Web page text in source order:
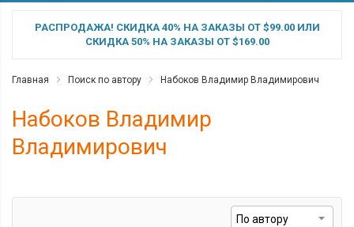
РАСПРОДАЖА! СКИДКА 40% НА ЗАКАЗЫ ОТ $99.00 ИЛИ
СКИДКА 50% НА ЗАКАЗЫ ОТ $169.00
Главная Поиск по автору Набоков Владимир Владимирович
Набоков Владимир
Владимирович